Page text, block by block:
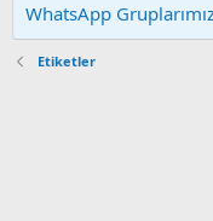
WhatsApp
Etiketler